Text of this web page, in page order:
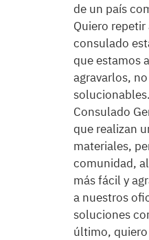
de un país
Quiero
consulado
que estamos
agravarlos,
Consulado
que realizan
materiales,
comunidad,
más fácil y
a nuestros
soluciones
último,